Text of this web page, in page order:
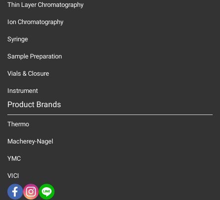
Thin Layer Chromatography
Ion Chromatography
Syringe
Sample Preparation
Vials & Closure
Instrument
Product Brands
Thermo
Macherey-Nagel
YMC
VICI